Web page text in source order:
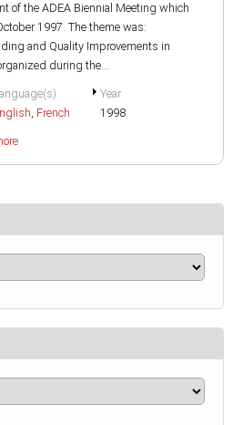
of the ADEA Biennial Meeting which
1997. The theme was:
and Quality Improvements in
during the...
, French
Year
1998